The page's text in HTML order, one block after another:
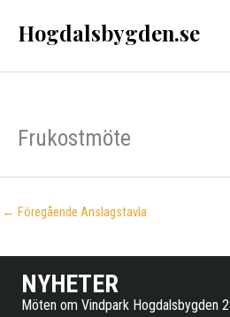
Hogdalsbygden.se
Frukostmöte
← Föregående Anslagstavla
NYHETER
Möten om Vindpark Hogdalsbygden